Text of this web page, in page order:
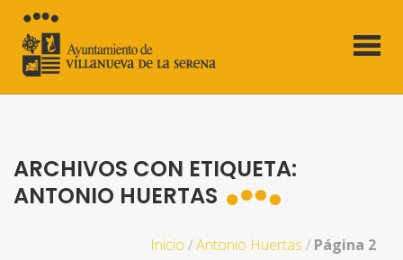
ARCHIVOS CON ETIQUETA:
ANTONIO HUERTAS
Inicio /Antonio Huertas / Página 2